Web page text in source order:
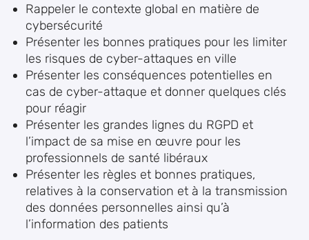
Rappeler le contexte global en matière de
cybersécurité
Présenter les bonnes pratiques pour les limiter
les risques de cyber-attaques en ville
Présenter les conséquences potentielles en
cas de cyber-attaque et donner quelques clés
pour réagir
Présenter les grandes lignes du RGPD et
l’impact de sa mise en œuvre pour les
professionnels de santé libéraux
Présenter les règles et bonnes pratiques,
relatives à la conservation et à la transmission
des données personnelles ainsi qu’à
l’information des patients